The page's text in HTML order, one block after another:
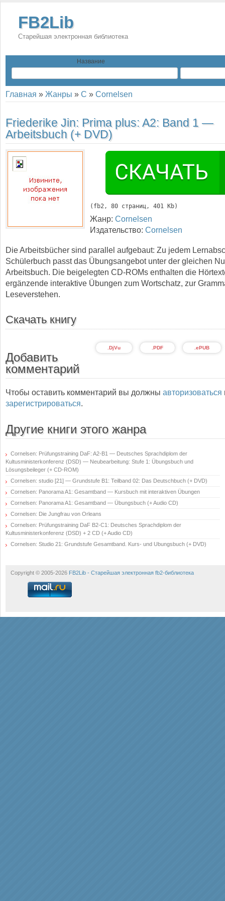
FB2Lib
Старейшая электронная библиотека
Название
Главная » Жанры » C » Cornelsen
Friederike Jin: Prima plus: A2: Band 1 —
Arbeitsbuch (+ DVD)
( fb2, 80 страниц, 401 Kb)
Жанр: Cornelsen
Издательство: Cornelsen
Die Arbeitsbücher sind parallel aufgebaut: Zu jedem
Schülerbuch passt das Übungsangebot unter der gleichen
Arbeitsbuch. Die beigelegten CD-ROMs enthalten die
ergänzende interaktive Übungen zum Wortschatz, zur
Leseverstehen.
Скачать книгу
.ePUB
.PDF
.DjVu
Добавить
комментарий
Чтобы оставить комментарий вы должны авторизоваться
зарегистрироваться.
Другие книги этого жанра
Cornelsen: Prüfungstraining DaF: A2-B1 — Deutsches Sprachdiplom der
Kultusministerkonferenz (DSD) — Neubearbeitung: Stufe 1: Übungsbuch und
Lösungsbeileger (+ CD-ROM)
Cornelsen: studio [21] — Grundstufe B1: Teilband 02: Das Deutschbuch (+ DVD)
Cornelsen: Panorama A1: Gesamtband — Kursbuch mit interaktiven Übungen
Cornelsen: Panorama A1: Gesamtband — Übungsbuch (+ Audio CD)
Cornelsen: Die Jungfrau von Orleans
Cornelsen: Prüfungstraining DaF B2-C1: Deutsches Sprachdiplom der
Kultusministerkonferenz (DSD) + 2 CD (+ Audio CD)
Cornelsen: Studio 21: Grundstufe Gesamtband. Kurs- und Ubungsbuch (+ DVD)
Copyright © 2005-2026 FB2Lib - Старейшая электронная fb2-библиотека